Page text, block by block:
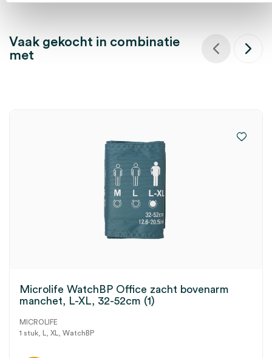
Vaak gekocht in combinatie
met
Microlife WatchBP Office zacht bovenarm
manchet, L-XL, 32-52cm (1)
MICROLIFE
1 stuk, L, XL, WatchBP